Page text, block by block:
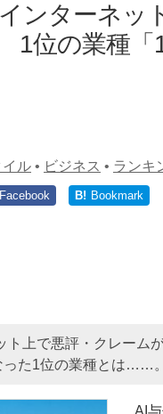
ンターネッ
位の業種「
イル • ビジネス • ランキ
Facebook B! Bookmark
ト上で悪評・クレーム
った1位の業種とは……。
AI与